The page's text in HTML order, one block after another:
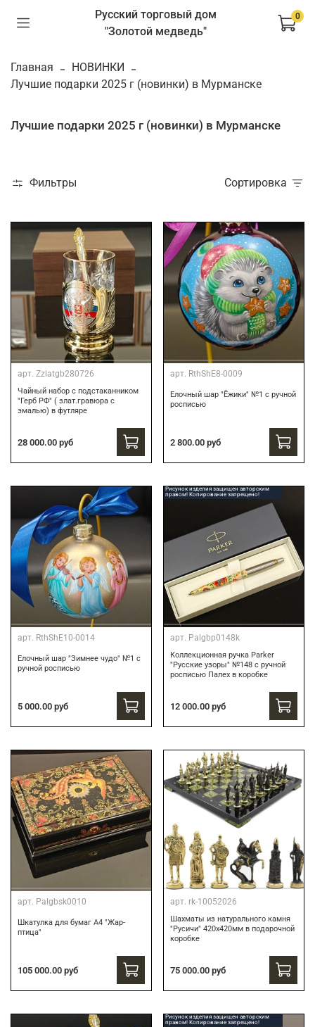
Русский торговый дом
"Золотой медведь"
0
Главная
НОВИНКИ
Лучшие подарки 2025 г (новинки) в Мурманске
Лучшие подарки 2025 г (новинки) в Мурманске
Фильтры Сортировка
арт. Zzlatgb280726
Чайный набор с подстаканником
"Герб РФ" ( злат.гравюра с
эмалью) в футляре
28 000.00 руб
арт. RthShE8-0009
Елочный шар "Ёжики" №1 с ручной
росписью
2 800.00 руб
арт. RthShE10-0014
Елочный шар "Зимнее чудо" №1 с
ручной росписью
5 000.00 руб
Рисунок изделия защищен авторским
правом! Копирование запрещено!
арт. Palgbp0148k
Коллекционная ручка Parker
"Русские узоры" №148 с ручной
росписью Палех в коробке
12 000.00 руб
арт. Palgbsk0010
Шкатулка для бумаг А4 "Жар-
птица"
105 000.00 руб
арт. rk-10052026
Шахматы из натурального камня
"Русичи" 420х420мм в подарочной
коробке
75 000.00 руб
Рисунок изделия защищен авторским
правом! Копирование запрещено!